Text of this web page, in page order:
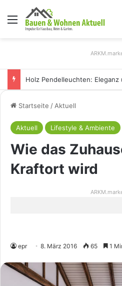
Menü
Startseite / Aktuell
Aktuell Lifestyle & Ambiente
Wie das
Kraftort wird
epr 8. März 2016 65 1